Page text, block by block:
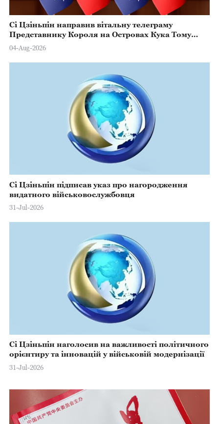
Сі Цзіньпін направив вітальну телеграму
Представнику Короля на Островах Кука Тому
Марстерсу з нагоди Дня Конституції
04-Aug-2026
Сі Цзіньпін підписав указ про нагородження
видатного військовослужбовця
31-Jul-2026
Сі Цзіньпін наголосив на важливості політичного
орієнтиру та інновацій у військовій модернізації
31-Jul-2026